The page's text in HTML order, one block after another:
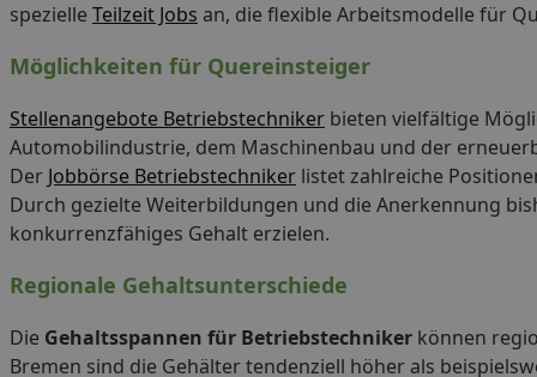
spezielle Teilzeit Jobs an, die flexible Arbeitsmodelle für
Möglichkeiten für Quereinsteiger
Stellenangebote Betriebstechniker bieten vielfältige
Automobilindustrie, dem Maschinenbau und der
Der Jobbörse Betriebstechniker listet zahlreiche
Durch gezielte Weiterbildungen und die Anerkennung
konkurrenzfähiges Gehalt erzielen.
Regionale Gehaltsunterschiede
Die Gehaltsspannen für Betriebstechniker können
Bremen sind die Gehälter tendenziell höher als